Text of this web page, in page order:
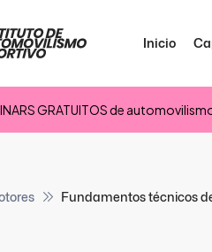
Inicio
GRATUITOS de
Fundamentos técnicos